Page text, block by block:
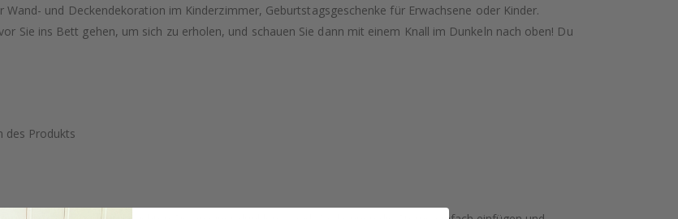
Wand- und Deckendekoration im Kinderzimmer, Geburtstagsgeschenke für Erwachsene oder Kinder.
Sie ins Bett gehen, um sich zu erholen, und schauen Sie dann mit einem Knall im Dunkeln nach oben! Du
des Produkts